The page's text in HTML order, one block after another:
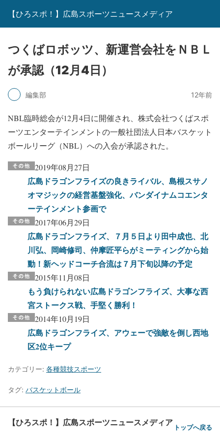
【ひろスポ！】広島スポーツニュースメディア
つくばロボッツ、新運営会社をＮＢＬ
が承認（12月4日）
編集部 12年前
NBL臨時総会が12月4日に開催され、株式会社つくばスポ
ーツエンターテインメントの一般社団法人日本バスケット
ボールリーグ（NBL）への入会が承認された。
2019年08月27日
広島ドラゴンフライズの良きライバル、島根スサノ
オマジックの経営基盤強化、バンダイナムコエンタ
ーテインメント参画で
2017年06月29日
広島ドラゴンフライズ、７月５日より田中成也、北
川弘、岡崎修司、仲摩匠平らがミーティングから始
動！新ヘッドコーチ合流は７月下旬以降の予定
2015年11月08日
もう負けられない広島ドラゴンフライズ、大事な西
宮ストークス戦、手堅く勝利！
2014年10月19日
広島ドラゴンフライズ、アウェーで強敵を倒し西地
区2位キープ
カテゴリー: 各種競技スポーツ
タグ: バスケットボール
【ひろスポ！】広島スポーツニュースメディア トップへ戻る